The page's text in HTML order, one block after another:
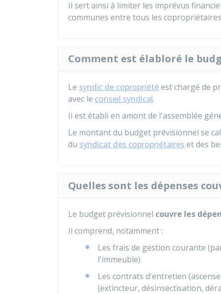
Il sert ainsi à limiter les imprévus
communes entre tous les
Comment est élabloré le
Le syndic de copropriétéest chargé de
avec le conseil syndical.
Il est établi en amont de l'assemblée
Le montant du budget prévisionnel se
du syndicat des copropriétaires et des
Quelles sont les dépenses
Le budget prévisionnel couvre les
Il comprend, notamment :
Les frais de gestion courante
l'immeuble)
Les contrats d'entretien
(extincteur, désinsectisation,